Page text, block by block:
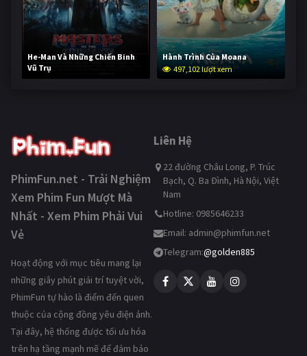
He-Man Và Những Chiến Binh
Vũ Trụ
246,286 lượt xem
Hành Trình Của Moana
497,102 lượt xem
PhimFun.net - Trải Nghiệm
Xem Phim Fun Mượt Mà
Nhất - Xem Phim Phải Vui
Vẻ
Hoạt động với mục tiêu mang lại
những giây phút giải trí tuyệt vời,
PhimFun tự hào là điểm đến quen
thuộc của cộng đồng yêu điện ảnh.
Tại đây, hệ thống được tối ưu hóa
trên hạ tầng mạnh mẽ để đảm bảo
Liên Hệ
22 đường Châu Long, P. Trúc
Bạch, Q. Ba Đình, Hà Nội, Việt
Nam
Hotline: 0985646233
Email: admin@phimfun.net
Telegram:@golden885